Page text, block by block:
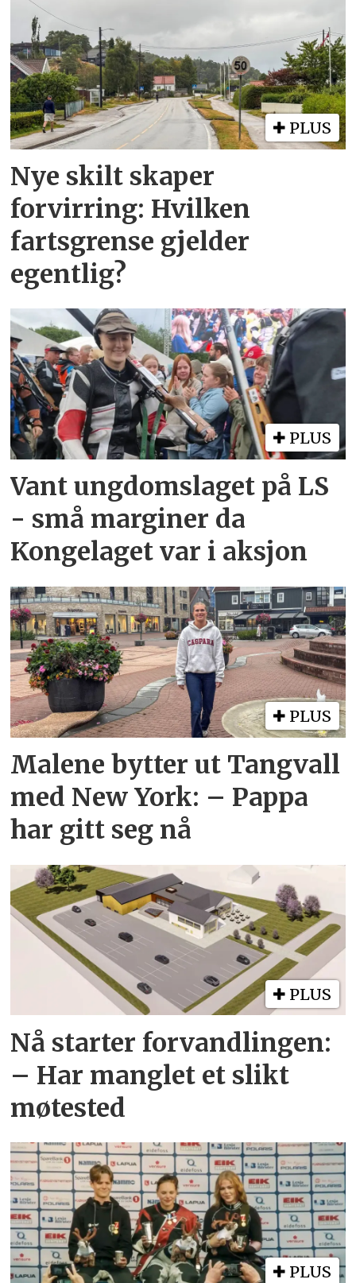
PLUS
Nye skilt skaper
forvirring: Hvilken
fartsgrense gjelder
egentlig?
PLUS
Vant ungdomslaget på LS
- små marginer da
Kongelaget var i aksjon
PLUS
Malene bytter ut Tangvall
med New York: – Pappa
har gitt seg nå
PLUS
Nå starter forvandlingen:
– Har manglet et slikt
møtested
PLUS